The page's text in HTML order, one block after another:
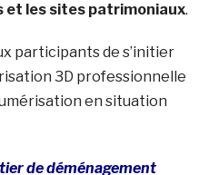
et les sites patrimoniaux.
participants de s’initier
3D professionnelle
en situation
de déménagement